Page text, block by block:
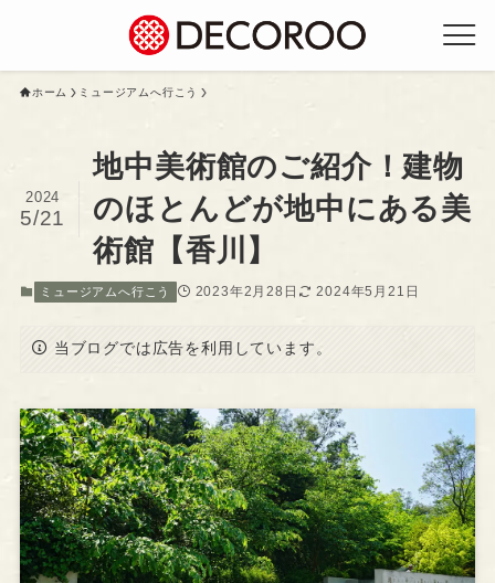
ホーム ミュージアムへ行こう
地中美術館のご紹介！建物
のほとんどが地中にある美
術館【香川】
2024
5/21
ミュージアムへ行こう 2023年2月28日 2024年5月21日
当ブログでは広告を利用しています。